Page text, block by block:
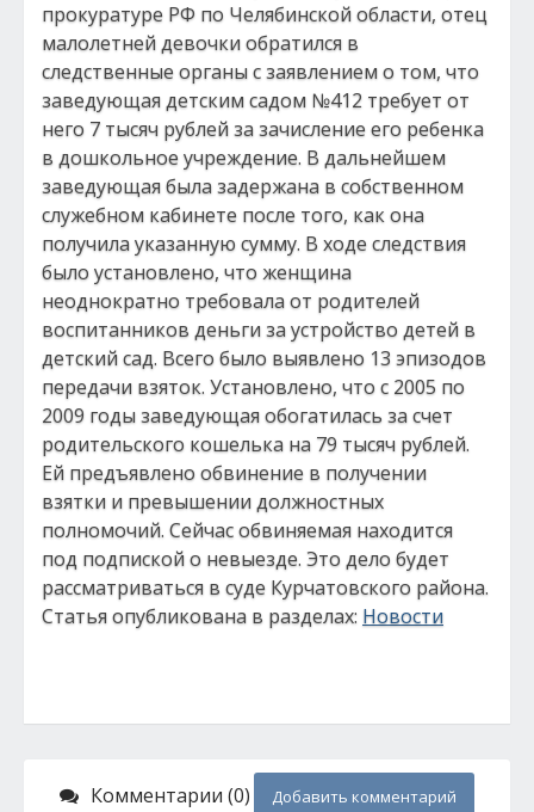
прокуратуре РФ по Челябинской области, отец
малолетней девочки обратился в
следственные органы с заявлением о том, что
заведующая детским садом №412 требует от
него 7 тысяч рублей за зачисление его ребенка
в дошкольное учреждение. В дальнейшем
заведующая была задержана в собственном
служебном кабинете после того, как она
получила указанную сумму. В ходе следствия
было установлено, что женщина
неоднократно требовала от родителей
воспитанников деньги за устройство детей в
детский сад. Всего было выявлено 13 эпизодов
передачи взяток. Установлено, что с 2005 по
2009 годы заведующая обогатилась за счет
родительского кошелька на 79 тысяч рублей.
Ей предъявлено обвинение в получении
взятки и превышении должностных
полномочий. Сейчас обвиняемая находится
под подпиской о невыезде. Это дело будет
рассматриваться в суде Курчатовского района.
Статья опубликована в разделах: Новости
Комментарии (0) Добавить комментарий